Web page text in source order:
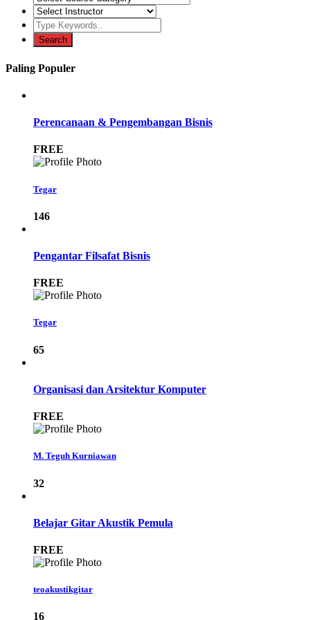
Paling Populer
Perencanaan & Pengembangan Bisnis
FREE
Tegar
146
Pengantar Filsafat Bisnis
FREE
Tegar
65
Organisasi dan Arsitektur Komputer
FREE
M. Teguh Kurniawan
32
Belajar Gitar Akustik Pemula
FREE
teoakustikgitar
16